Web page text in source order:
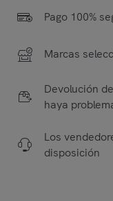
Pago 100%
Marcas
Devolución
haya
Los
disposición